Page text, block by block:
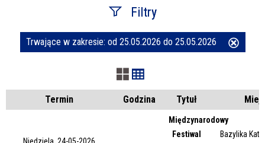
Filtry
Szukana fraza
Kategoria
Trwające w zakresie
Trwające w zakresie: od 25.05.2026 do 25.05.2026
Termin Godzina Tytuł
Międzynarodowy
Festiwal
Bazylika